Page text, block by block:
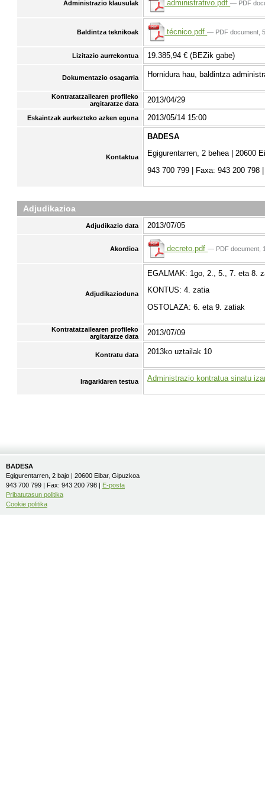
Administrazio klausulak administrativo.pdf— PDF
Baldintza teknikoak técnico.pdf— PDF document,
Lizitazio aurrekontua 19.385,94 € (BEZik gabe)
Dokumentazio osagarria Hornidura hau, baldintza
Kontratatzailearen profileko
argitaratze data
2013/04/29
Eskaintzak aurkezteko azken eguna 2013/05/14 15:00
Kontaktua
BADESA
Egigurentarren, 2 behea | 20600
943 700 799 | Faxa: 943 200 798
Adjudikazioa
Adjudikazio data 2013/07/05
Akordioa decreto.pdf— PDF document,
Adjudikazioduna
EGALMAK: 1go, 2., 5., 7. eta 8.
KONTUS: 4. zatia
OSTOLAZA: 6. eta 9. zatiak
Kontratatzailearen profileko
argitaratze data
2013/07/09
Kontratu data 2013ko uztailak 10
Iragarkiaren testua Administrazio kontratua sinatu
BADESA
Egigurentarren, 2 bajo | 20600 Eibar, Gipuzkoa
943 700 799 | Fax: 943 200 798 | E-posta
Pribatutasun politika
Cookie politika